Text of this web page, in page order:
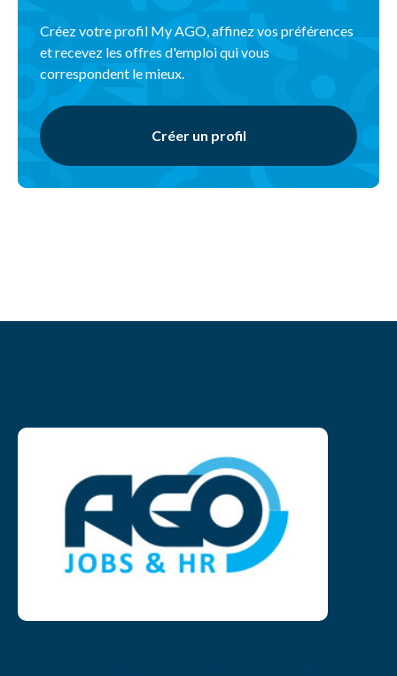
Créez votre profil My AGO, affinez vos préférences
et recevez les offres d'emploi qui vous
correspondent le mieux.
Créer un profil